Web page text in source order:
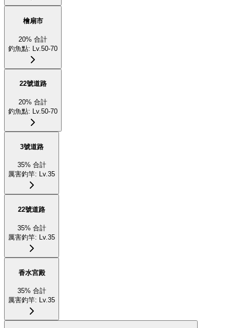
檜扇市
20% 合計
釣魚點: Lv.50-70
22號道路
20% 合計
釣魚點: Lv.50-70
3號道路
35% 合計
厲害釣竿: Lv.35
22號道路
35% 合計
厲害釣竿: Lv.35
香水宮殿
35% 合計
厲害釣竿: Lv.35